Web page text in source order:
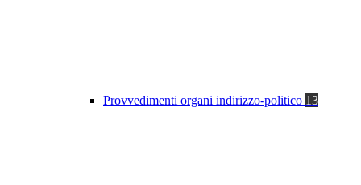
Provvedimenti organi indirizzo-politico 13